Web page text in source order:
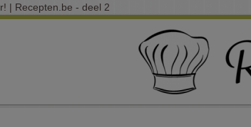
| Recepten.be - deel 2